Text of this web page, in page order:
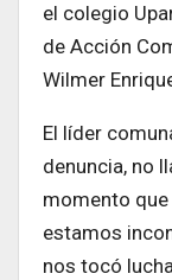
el colegio
de Acción
Wilmer
El líder
denuncia, no
momento
estamos
nos tocó